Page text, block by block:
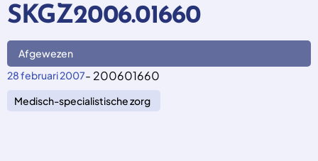
Vergoeding van zorg
Zorg in het buitenland
Geen zorgverzekering
Uitspraken
Over SKGZ
Nieuws
SKGZ2006.01660
Afgewezen
28 februari 2007- 200601660
Medisch-specialistische zorg